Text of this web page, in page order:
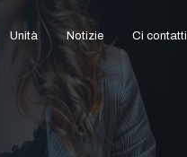
Unità Notizie Ci contatti